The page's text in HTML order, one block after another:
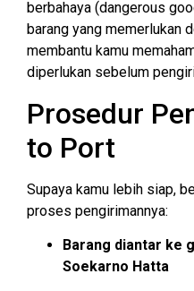
berbahaya (dangerous
barang yang memerlukan
membantu kamu
diperlukan sebelum
Prosedur
to Port
Supaya kamu lebih siap,
proses pengirimannya:
Barang diantar ke
Soekarno Hatta